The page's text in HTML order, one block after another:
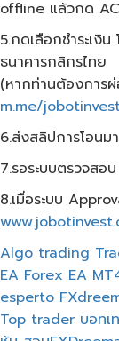
offline แล้วกด
5.กดเลือกชำระเงิ
ธนาคารกสิกรไทย
(หากท่านต้องการ
m.me/
6.ส่งสลิปการโอน
7.รอระบบตรวจสอ
8.เมื่อระบบ
Algo trading
EA Forex EA
esperto
Top trader บอทเ